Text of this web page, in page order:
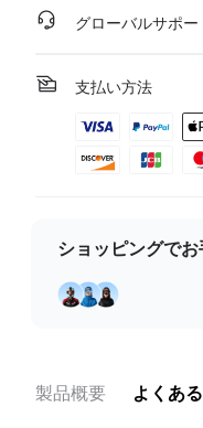
グローバルサポー
支払い方法
ショッピングで
製品概要 よくあ